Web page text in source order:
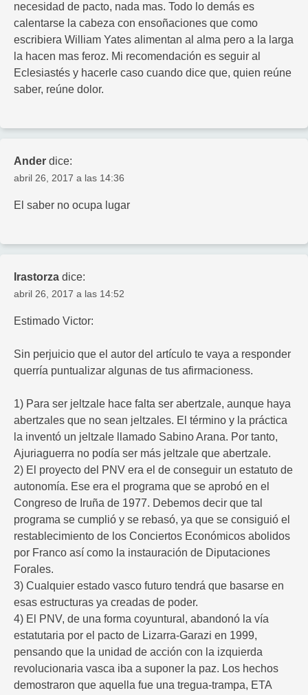
necesidad de pacto, nada mas. Todo lo demás es
calentarse la cabeza con ensoñaciones que como
escribiera William Yates alimentan al alma pero a la larga
la hacen mas feroz. Mi recomendación es seguir al
Eclesiastés y hacerle caso cuando dice que, quien reúne
saber, reúne dolor.
Ander dice:
abril 26, 2017 a las 14:36
El saber no ocupa lugar
Irastorza dice:
abril 26, 2017 a las 14:52
Estimado Victor:
Sin perjuicio que el autor del artículo te vaya a responder
querría puntualizar algunas de tus afirmacioness.
1) Para ser jeltzale hace falta ser abertzale, aunque haya
abertzales que no sean jeltzales. El término y la práctica
la inventó un jeltzale llamado Sabino Arana. Por tanto,
Ajuriaguerra no podía ser más jeltzale que abertzale.
2) El proyecto del PNV era el de conseguir un estatuto de
autonomía. Ese era el programa que se aprobó en el
Congreso de Iruña de 1977. Debemos decir que tal
programa se cumplió y se rebasó, ya que se consiguió el
restablecimiento de los Conciertos Económicos abolidos
por Franco así como la instauración de Diputaciones
Forales.
3) Cualquier estado vasco futuro tendrá que basarse en
esas estructuras ya creadas de poder.
4) El PNV, de una forma coyuntural, abandonó la vía
estatutaria por el pacto de Lizarra-Garazi en 1999,
pensando que la unidad de acción con la izquierda
revolucionaria vasca iba a suponer la paz. Los hechos
demostraron que aquella fue una tregua-trampa, ETA